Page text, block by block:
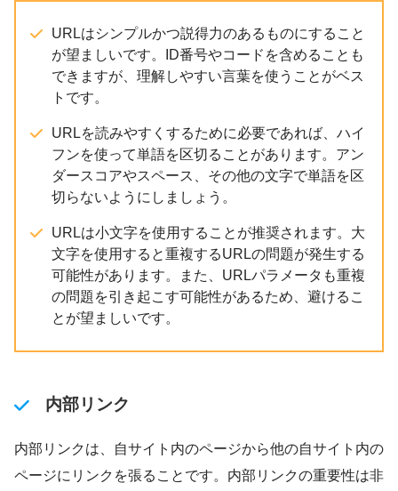
URLはシンプルかつ説得力のあるものにすること
が望ましいです。ID番号やコードを含めることも
できますが、理解しやすい言葉を使うことがベス
トです。
URLを読みやすくするために必要であれば、ハイ
フンを使って単語を区切ることがあります。アン
ダースコアやスペース、その他の文字で単語を区
切らないようにしましょう。
URLは小文字を使用することが推奨されます。大
文字を使用すると重複するURLの問題が発生する
可能性があります。また、URLパラメータも重複
の問題を引き起こす可能性があるため、避けるこ
とが望ましいです。
内部リンク
内部リンクは、自サイト内のページから他の自サイト内の
ページにリンクを張ることです。内部リンクの重要性は非